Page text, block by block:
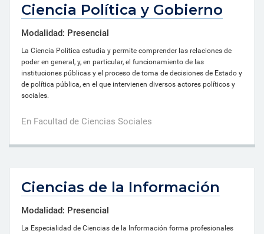
Ciencia Política y Gobierno
Modalidad: Presencial
La Ciencia Política estudia y permite comprender las relaciones de
poder en general, y, en particular, el funcionamiento de las
instituciones públicas y el proceso de toma de decisiones de Estado y
de política pública, en el que intervienen diversos actores políticos y
sociales.
En Facultad de Ciencias Sociales
Ciencias de la Información
Modalidad: Presencial
La Especialidad de Ciencias de la Información forma profesionales